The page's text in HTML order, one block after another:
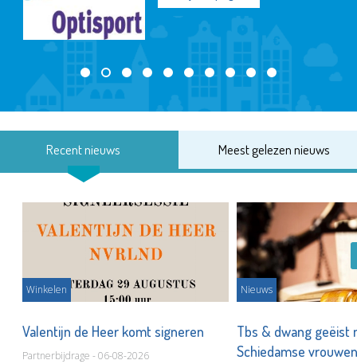
Recent nieuws Meest gelezen nieuws
Winkelen
Valentijn de Heer komt signeren
Partnerbijdrage - 06-08-2026
Nieuws
Tbs & dwang geëist
Schiedamse